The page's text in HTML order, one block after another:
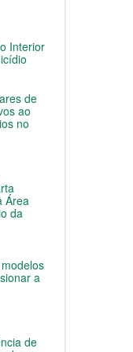
Interior
de
ao
no
Área
da
a
de